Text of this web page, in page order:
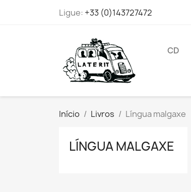
Ligue: +33 (0)143727472
CD
Início Livros Língua malgaxe
LÍNGUA MALGAXE